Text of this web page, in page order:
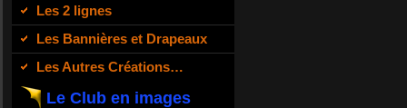
Les 2 lignes
Les Bannières et Drapeaux
Les Autres Créations…
Le Club en images